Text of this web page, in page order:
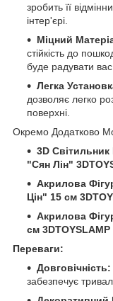
зробить її
інтер'єрі.
Міцний
стійкість до
буде радувати
Легка
дозволяє легко
поверхні.
Окремо Додатково
3D Світильник
"Сян Лін"
Акрилова
Цін" 15 см
Акрилова
см 3DTOYSLAMP
Переваги:
Довговічність:
забезпечує